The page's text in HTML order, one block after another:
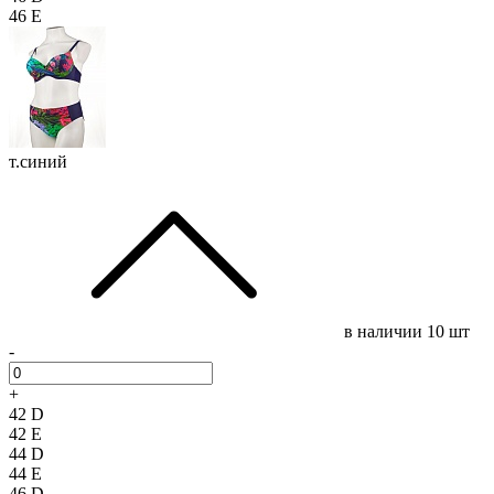
46 E
т.синий
в наличии 10 шт
-
+
42 D
42 E
44 D
44 E